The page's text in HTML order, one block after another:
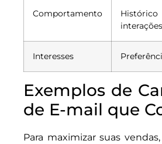
Comportamento
interações
Interesses
Exemplos de
de E-mail que
Para maximizar suas